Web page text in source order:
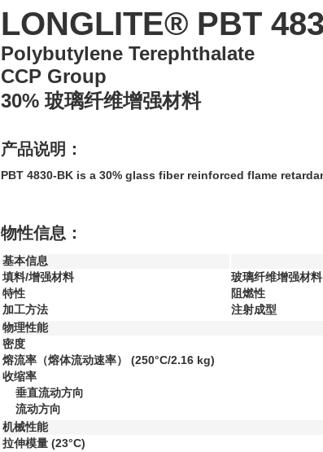
LONGLITE® PBT
Polybutylene Terephthalate
CCP Group
30% 玻璃纤维增强材料
产品说明：
PBT 4830-BK is a 30% glass fiber reinforced flame
物性信息：
基本信息
填料/增强材料
玻璃纤维增强材
特性
阻燃性
加工方法
注射成型
物理性能
密度
熔流率（熔体流动速率） (250°C/2.16 kg)
收缩率
垂直流动方向
流动方向
机械性能
拉伸模量 (23°C)